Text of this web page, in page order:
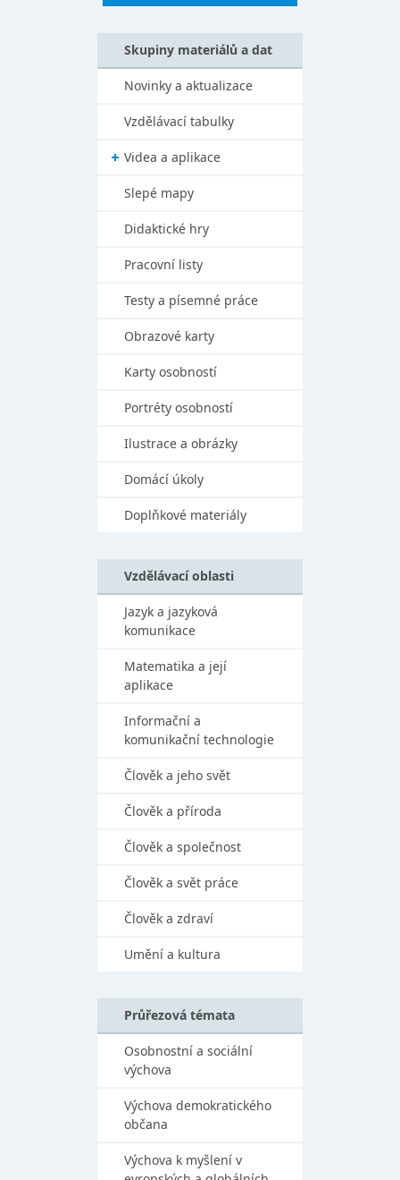
Skupiny materiálů a dat
Novinky a aktualizace
Vzdělávací tabulky
Videa a aplikace
Slepé mapy
Didaktické hry
Pracovní listy
Testy a písemné práce
Obrazové karty
Karty osobností
Portréty osobností
Ilustrace a obrázky
Domácí úkoly
Doplňkové materiály
Vzdělávací oblasti
Jazyk a jazyková
komunikace
Matematika a její
aplikace
Informační a
komunikační technologie
Člověk a jeho svět
Člověk a příroda
Člověk a společnost
Člověk a svět práce
Člověk a zdraví
Umění a kultura
Průřezová témata
Osobnostní a sociální
výchova
Výchova demokratického
občana
Výchova k myšlení v